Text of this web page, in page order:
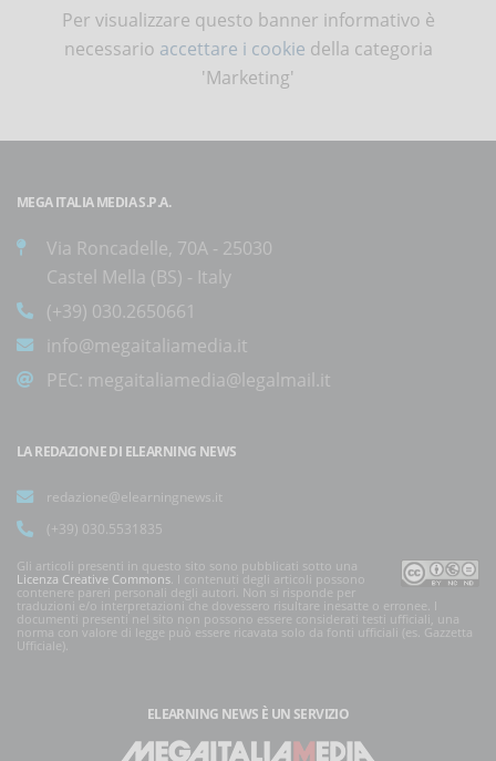
Per visualizzare questo banner informativo è
necessario accettare i cookie della categoria
'Marketing'
MEGA ITALIA MEDIA S.P.A.
Via Roncadelle, 70A - 25030
Castel Mella (BS) - Italy
(+39) 030.2650661
info@megaitaliamedia.it
PEC: megaitaliamedia@legalmail.it
LA REDAZIONE DI ELEARNING NEWS
redazione@elearningnews.it
(+39) 030.5531835
Gli articoli presenti in questo sito sono pubblicati sotto una
Licenza Creative Commons. I contenuti degli articoli possono
contenere pareri personali degli autori. Non si risponde per
traduzioni e/o interpretazioni che dovessero risultare inesatte o erronee. I
documenti presenti nel sito non possono essere considerati testi ufficiali, una
norma con valore di legge può essere ricavata solo da fonti ufficiali (es. Gazzetta
Ufficiale).
ELEARNING NEWS È UN SERVIZIO